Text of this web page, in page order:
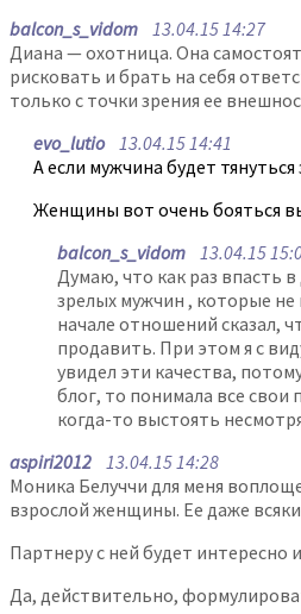
balcon_s_vidom 13.04.15 14:27
Диана — охотница. Она
рисковать и брать на себя
только с точки зрения ее
evo_lutio13.04.15 14:41
А если мужчина будет
Женщины вот очень бояться
balcon_s_vidom 13.04.15
Думаю, что как раз впасть
зрелых мужчин , которые не
начале отношений сказал,
продавить. При этом я с
увидел эти качества,
блог, то понимала все
когда-то выстоять
aspiri2012 13.04.15 14:28
Моника Белуччи для меня
взрослой женщины. Ее даже
Партнеру с ней будет интересно
Да, действительно,